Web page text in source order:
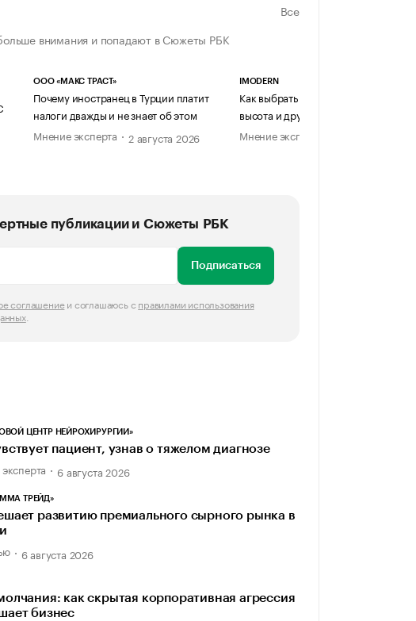
Все
внимания и попадают в Сюжеты РБК
ООО «МАКС ТРАСТ»
Почему иностранец в Турции платит
налоги дважды и не знает об этом
Мнение эксперта
2 августа 2026
IMODERN
Как выбрать журнальный столик:
высота и другие ключевые параметры
Мнение эксперта
публикации и Сюжеты РБК
Подписаться
соглашениеи соглашаюсь с правилами использования
.
ЦЕНТР НЕЙРОХИРУРГИИ»
пациент, узнав о тяжелом диагнозе
6 августа 2026
ТРЕЙД»
развитию премиального сырного рынка в
6 августа 2026
как скрытая корпоративная агрессия
бизнес